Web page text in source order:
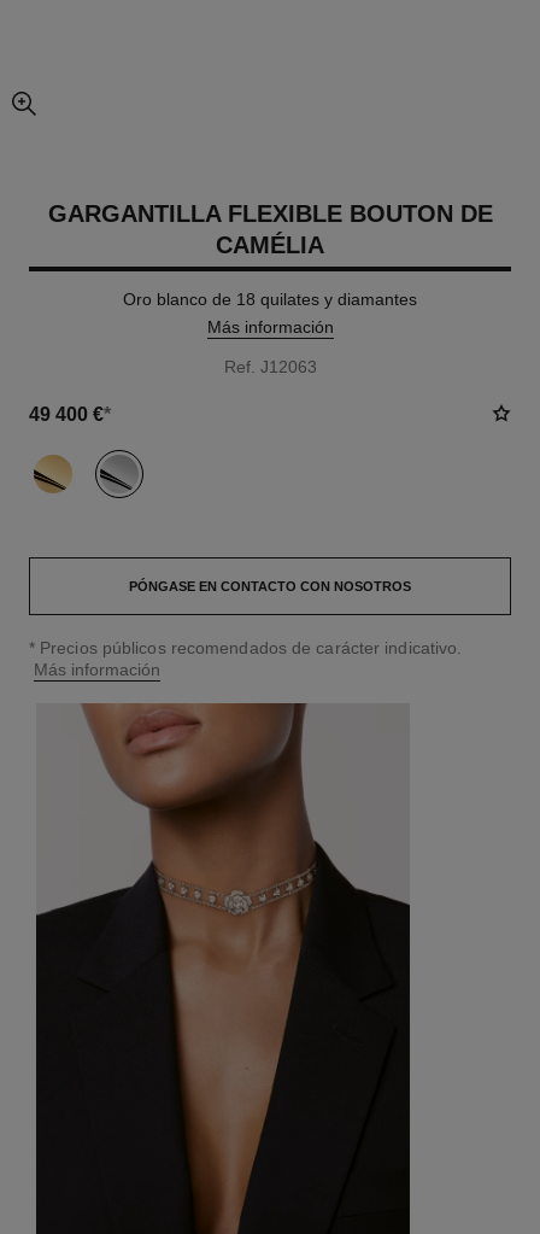
imagen agrandada
GARGANTILLA FLEXIBLE BOUTON DE
CAMÉLIA
Oro blanco de 18 quilates y diamantes
Más información
Ref. J12063
49 400 €*
variante (2)
PÓNGASE EN CONTACTO CON NOSOTROS
↩
* Precios públicos recomendados de carácter indicativo.
Más información